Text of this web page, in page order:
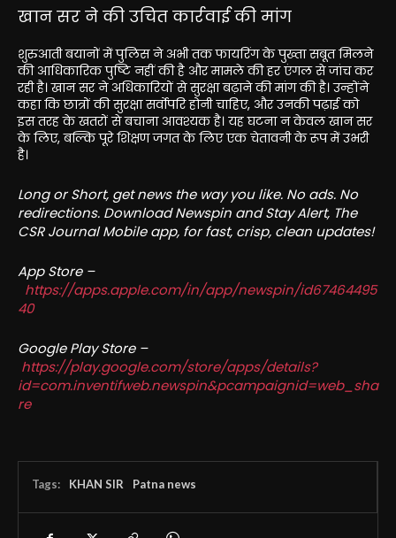
खान सर ने की उचित कार्रवाई की मांग
शुरुआती बयानों में पुलिस ने अभी तक फायरिंग के पुख्ता सबूत मिलने
की आधिकारिक पुष्टि नहीं की है और मामले की हर एंगल से जांच कर
रही है। खान सर ने अधिकारियों से सुरक्षा बढ़ाने की मांग की है। उन्होंने
कहा कि छात्रों की सुरक्षा सर्वोपरि होनी चाहिए, और उनकी पढ़ाई को
इस तरह के खतरों से बचाना आवश्यक है। यह घटना न केवल खान सर
के लिए, बल्कि पूरे शिक्षण जगत के लिए एक चेतावनी के रूप में उभरी
है।
Long or Short, get news the way you like. No ads. No
redirections. Download Newspin and Stay Alert, The
CSR Journal Mobile app, for fast, crisp, clean updates!
App Store –
https://apps.apple.com/in/app/newspin/id67464495
40
Google Play Store –
https://play.google.com/store/apps/details?
id=com.inventifweb.newspin&pcampaignid=web_sha
re
Tags: KHAN SIR Patna news